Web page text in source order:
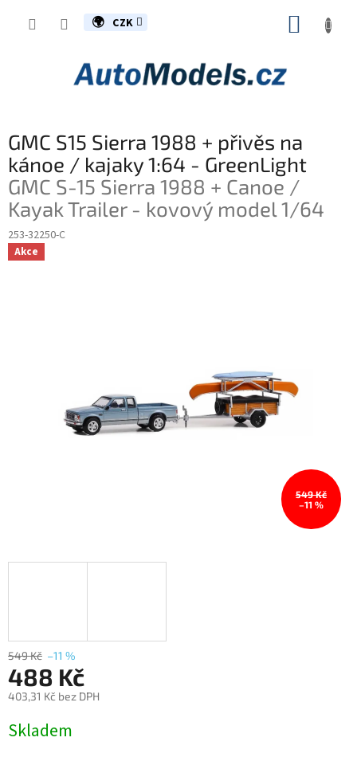
CZK
GMC S15 Sierra 1988 + přivěs na
kánoe / kajaky 1:64 - GreenLight
GMC S-15 Sierra 1988 + Canoe /
Kayak Trailer - kovový model 1/64
253-32250-C
Akce
549 Kč
–11 %
549 Kč –11 %
488 Kč
403,31 Kč bez DPH
cena:
Skladem